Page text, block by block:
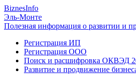
BiznesInfo
Эль-Монте
Полезная информация о развитии и
Регистрация ИП
Регистрация ООО
Поиск и расшифровка ОКВЭД
Развитие и продвижение